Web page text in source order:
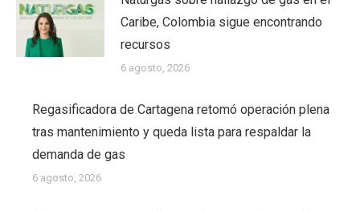
Caribe, Colombia sigue encontrando
recursos
6 agosto, 2026
Regasificadora de Cartagena retomó operación plena
tras mantenimiento y queda lista para respaldar la
demanda de gas
6 agosto, 2026